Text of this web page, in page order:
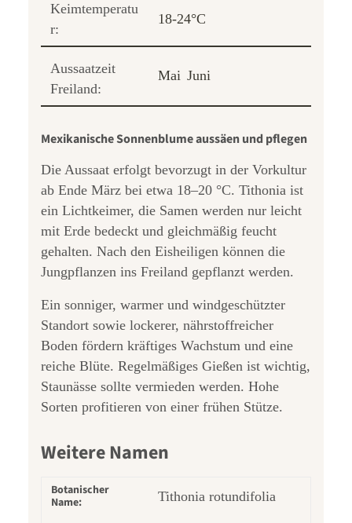
Keimtemperatu
r:
18-24°C
Aussaatzeit
Freiland:
Mai Juni
Mexikanische Sonnenblume aussäen und pflegen
Die Aussaat erfolgt bevorzugt in der Vorkultur
ab Ende März bei etwa 18–20 °C. Tithonia ist
ein Lichtkeimer, die Samen werden nur leicht
mit Erde bedeckt und gleichmäßig feucht
gehalten. Nach den Eisheiligen können die
Jungpflanzen ins Freiland gepflanzt werden.
Ein sonniger, warmer und windgeschützter
Standort sowie lockerer, nährstoffreicher
Boden fördern kräftiges Wachstum und eine
reiche Blüte. Regelmäßiges Gießen ist wichtig,
Staunässe sollte vermieden werden. Hohe
Sorten profitieren von einer frühen Stütze.
Weitere Namen
Botanischer
Name:
Tithonia rotundifolia